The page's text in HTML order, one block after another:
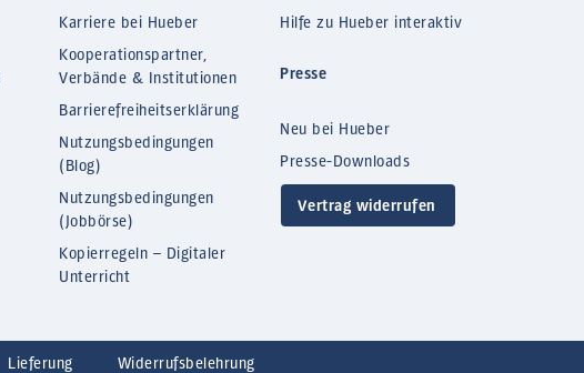
Karriere bei Hueber
Kooperationspartner,
Verbände & Institutionen
Barrierefreiheitserklärung
Nutzungsbedingungen
(Blog)
Nutzungsbedingungen
(Jobbörse)
Kopierregeln – Digitaler
Unterricht
Hilfe zu Hueber interaktiv
Presse
Neu bei Hueber
Presse-Downloads
Vertrag widerrufen
Lieferung Widerrufsbelehrung